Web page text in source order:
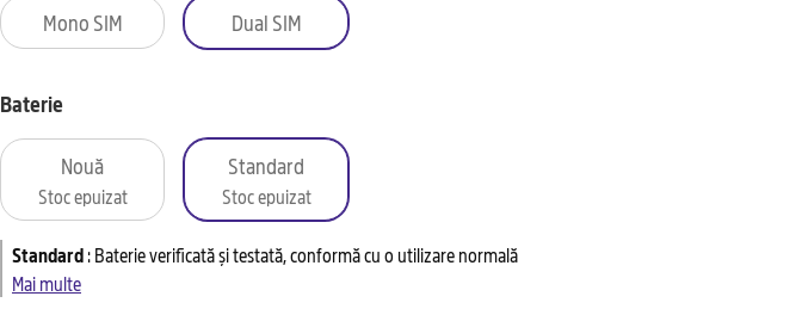
Mono SIM Dual SIM
Baterie
Nouă
Stoc epuizat
Standard
Stoc epuizat
Standard:Baterie verificată și testată, conformă cu o utilizare normală
Mai multe